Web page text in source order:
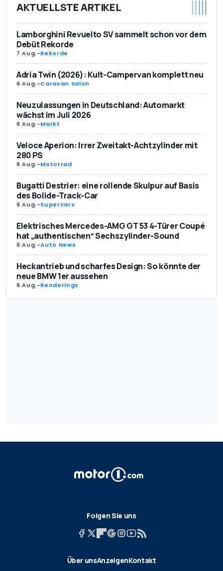
AKTUELLSTE ARTIKEL
Lamborghini Revuelto SV sammelt schon vor dem
Debüt Rekorde
7 Aug.-Rekorde
Adria Twin (2026): Kult-Campervan komplett neu
6 Aug.-Caravan Salon
Neuzulassungen in Deutschland: Automarkt
wächst im Juli 2026
6 Aug.-Markt
Veloce Aperion: Irrer Zweitakt-Achtzylinder mit
280 PS
6 Aug.-Motorrad
Bugatti Destrier: eine rollende Skulpur auf Basis
des Bolide-Track-Car
6 Aug.-Supercars
Elektrisches Mercedes-AMG GT 53 4-Türer Coupé
hat „authentischen“ Sechszylinder-Sound
6 Aug.-Auto News
Heckantrieb und scharfes Design: So könnte der
neue BMW 1er aussehen
6 Aug.-Renderings
Folgen Sie uns
Über unsAnzeigenKontakt